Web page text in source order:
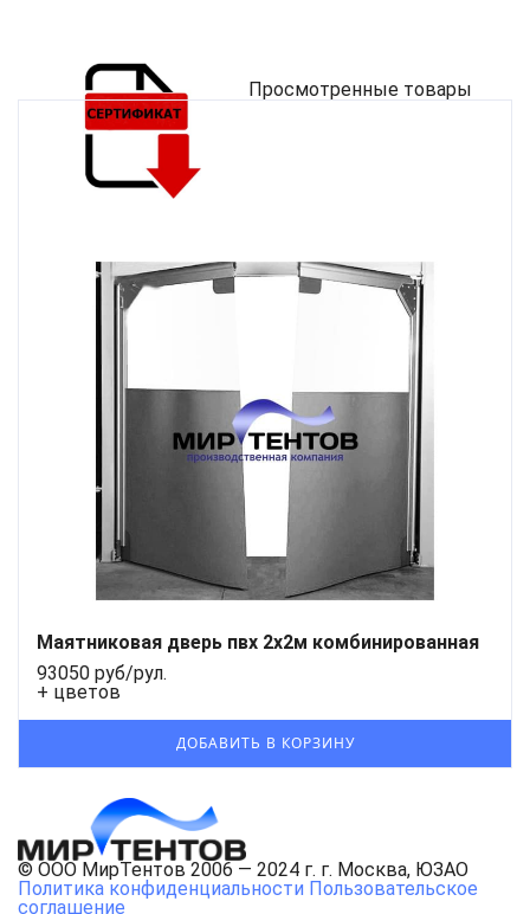
Просмотренные товары
Маятниковая дверь пвх 2x2м комбинированная
93050 руб/рул.
+ цветов
© ООО МирТентов 2006 — 2024 г. г. Москва, ЮЗАО
Политика конфиденциальности Пользовательское
соглашение